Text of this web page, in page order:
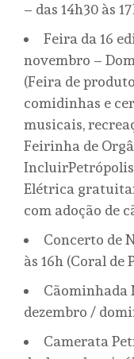
– das 14h30 às
Feira da 16
novembro –
(Feira de
comidinhas e
musicais,
Feirinha de
Elétrica
com adoção de
Concerto de
às 16h (Coral de
Cãominhada
dezembro /
Camerata